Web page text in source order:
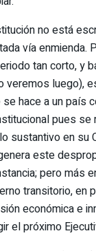
no está
vía enmienda.
tan corto, y
veremos luego),
hace a un país
pues
sustantivo en su
este
pero más
transitorio, en
económica e
el próximo